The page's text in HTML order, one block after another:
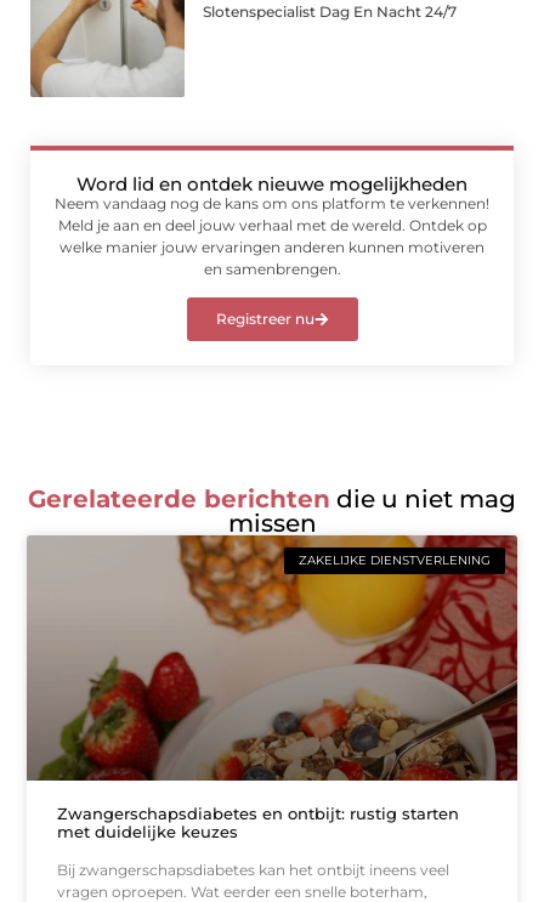
Slotenspecialist Dag En Nacht 24/7
Word lid en ontdek nieuwe mogelijkheden
Neem vandaag nog de kans om ons platform te verkennen!
Meld je aan en deel jouw verhaal met de wereld. Ontdek op
welke manier jouw ervaringen anderen kunnen motiveren
en samenbrengen.
Registreer nu
Gerelateerde berichten die u niet mag
missen
ZAKELIJKE DIENSTVERLENING
Zwangerschapsdiabetes en ontbijt: rustig starten
met duidelijke keuzes
Bij zwangerschapsdiabetes kan het ontbijt ineens veel
vragen oproepen. Wat eerder een snelle boterham,